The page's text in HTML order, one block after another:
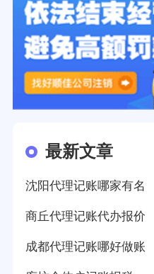
最新文章
沈阳代理记账哪家有名
商丘代理记账代办报价
成都代理记账哪好做账